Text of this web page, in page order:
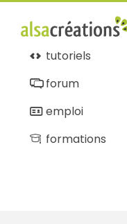
tutoriels
forum
emploi
formations